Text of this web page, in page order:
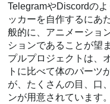
TelegramやDiscordの
ッカーを自作するにあ
般的に、アニメーショ
ションであることが望
プルプロジェクトは、
トに比べて体のパーツ
が、たくさんの目、口
ンが用意されています